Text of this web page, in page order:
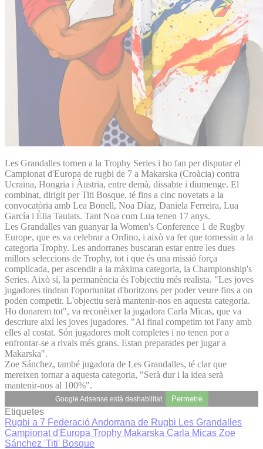
Les Grandalles tornen a la Trophy Series i ho fan per disputar el
Campionat d'Europa de rugbi de 7 a Makarska (Croàcia) contra
Ucraïna, Hongria i Àustria, entre demà, dissabte i diumenge. El
combinat, dirigit per Titi Bosque, té fins a cinc novetats a la
convocatòria amb Lea Bonell, Noa Díaz, Daniela Ferreira, Lua
García i Èlia Taulats. Tant Noa com Lua tenen 17 anys.
Les Grandalles van guanyar la Women's Conference 1 de Rugby
Europe, que es va celebrar a Ordino, i això va fer que tornessin a la
categoria Trophy. Les andorranes buscaran estar entre les dues
millors seleccions de Trophy, tot i que és una missió força
complicada, per ascendir a la màxima categoria, la Championship's
Series. Això sí, la permanència és l'objectiu més realista. "Les joves
jugadores tindran l'oportunitat d'horitzons per poder veure fins a on
poden competir. L'objectiu serà mantenir-nos en aquesta categoria.
Ho donarem tot", va reconèixer la jugadora Carla Micas, que va
descriure així les joves jugadores. "Al final competim tot l'any amb
elles al costat. Són jugadores molt completes i no tenen por a
enfrontar-se a rivals més grans. Estan preparades per jugar a
Makarska".
Zoe Sánchez, també jugadora de Les Grandalles, té clar que
mereixen tornar a aquesta categoria, "Serà dur i la idea serà
mantenir-nos al 100%".
Google Adsense està deshabilitat. Permetre
Etiquetes
Rugbi a 7 Federació Andorrana de Rugbi Les Grandalles
Campionat d'Europa Trophy Makarska Carla Micas Zoe
Sánchez 'Titi' Bosque